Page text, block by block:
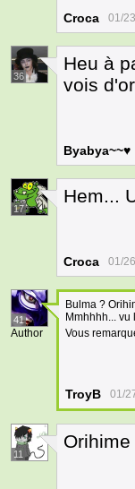
Croca 01/
36
Heu à
vois
Byabya~~♥
17
Hem...
Croca 01/
41
Author
Bulma ?
Mmhhhh...
Vous
TroyB 01/
11